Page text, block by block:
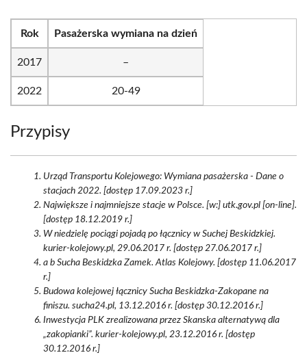
Rok Pasażerska wymiana na dzień
2017 –
2022 20-49
Przypisy
Urząd Transportu Kolejowego: Wymiana pasażerska - Dane o
stacjach 2022. [dostęp 17.09.2023 r.]
Największe i najmniejsze stacje w Polsce. [w:] utk.gov.pl [on-line].
[dostęp 18.12.2019 r.]
W niedzielę pociągi pojadą po łącznicy w Suchej Beskidzkiej.
kurier-kolejowy.pl, 29.06.2017 r. [dostęp 27.06.2017 r.]
a b Sucha Beskidzka Zamek. Atlas Kolejowy. [dostęp 11.06.2017
r.]
Budowa kolejowej łącznicy Sucha Beskidzka-Zakopane na
finiszu. sucha24.pl, 13.12.2016 r. [dostęp 30.12.2016 r.]
Inwestycja PLK zrealizowana przez Skanska alternatywą dla
„zakopianki”. kurier-kolejowy.pl, 23.12.2016 r. [dostęp
30.12.2016 r.]